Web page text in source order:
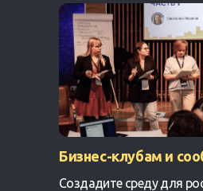
Создадите среду для
Бизнес-клубам и